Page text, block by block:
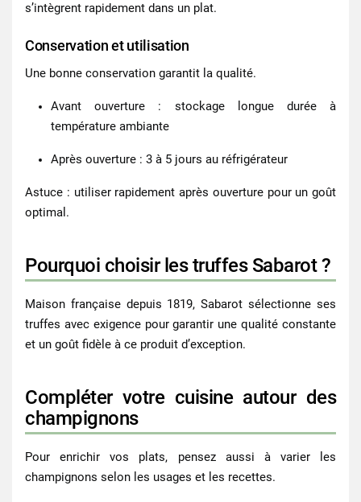
s’intègrent rapidement dans un plat.
Conservation et utilisation
Une bonne conservation garantit la qualité.
Avant ouverture : stockage longue durée à
température ambiante
Après ouverture : 3 à 5 jours au réfrigérateur
Astuce : utiliser rapidement après ouverture pour un goût
optimal.
Pourquoi choisir les truffes Sabarot ?
Maison française depuis 1819, Sabarot sélectionne ses
truffes avec exigence pour garantir une qualité constante
et un goût fidèle à ce produit d’exception.
Compléter votre cuisine autour des
champignons
Pour enrichir vos plats, pensez aussi à varier les
champignons selon les usages et les recettes.